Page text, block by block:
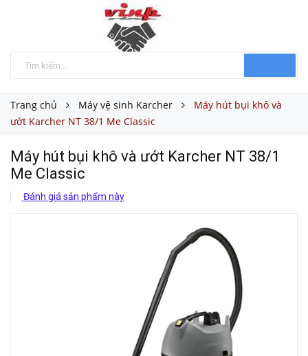
Trang chủ Máy vệ sinh Karcher
Máy hút bụi khô và
ướt Karcher NT 38/1 Me Classic
Máy hút bụi khô và ướt Karcher NT 38/1
Me Classic
Đánh giá sản phẩm này